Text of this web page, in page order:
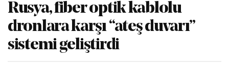
Rusya, fiber optik kablolu
dronlara karşı “ateş duvarı”
sistemi geliştirdi